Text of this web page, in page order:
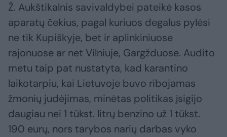
Ž. Aukštikalnis savivaldybei pateikė kasos
aparatų čekius, pagal kuriuos degalus pylėsi
ne tik Kupiškyje, bet ir aplinkiniuose
rajonuose ar net Vilniuje, Gargžduose. Audito
metu taip pat nustatyta, kad karantino
laikotarpiu, kai Lietuvoje buvo ribojamas
žmonių judėjimas, minėtas politikas įsigijo
daugiau nei 1 tūkst. litrų benzino už 1 tūkst.
190 eurų, nors tarybos narių darbas vyko